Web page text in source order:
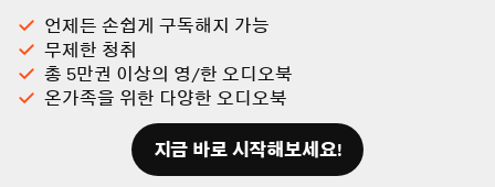
언제든 손쉽게 구독해지 가능
무제한 청취
총 5만권 이상의 영/한 오디오북
온가족을 위한 다양한 오디오북
지금 바로 시작해보세요!